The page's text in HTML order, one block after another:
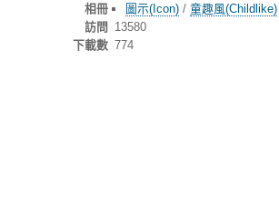
相冊
圖示(Icon) /童趣風(Childlike)
訪問
13580
下載數 774